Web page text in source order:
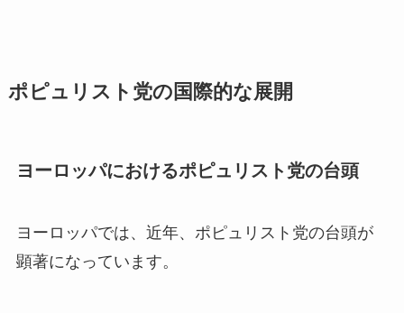
ポピュリスト党の国際的な展開
ヨーロッパにおけるポピュリスト党の台頭
ヨーロッパでは、近年、ポピュリスト党の台頭が
顕著になっています。